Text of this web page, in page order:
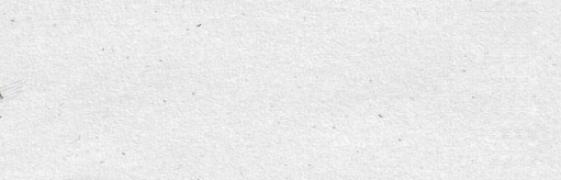
ein voller Erfolg